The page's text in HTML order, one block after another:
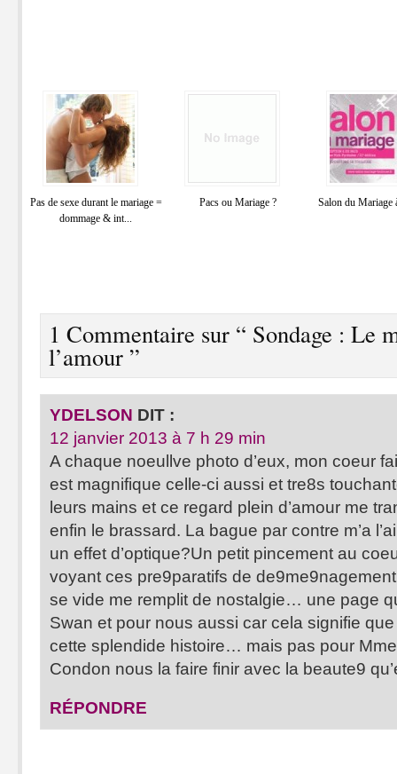
Pas de sexe durant le mariage =
dommage & int...
Pacs ou Mariage ? Salon du Mariage
1 Commentaire sur “ Sondage : Le
l’amour ”
YDELSON DIT :
12 janvier 2013 à 7 h 29 min
A chaque noeullve photo d’eux, mon coeur
est magnifique celle-ci aussi et tre8s
leurs mains et ce regard plein d’amour me
enfin le brassard. La bague par contre m’a
un effet d’optique?Un petit pincement au
voyant ces pre9paratifs de
se vide me remplit de nostalgie… une page
Swan et pour nous aussi car cela signifie que
cette splendide histoire… mais pas pour
Condon nous la faire finir avec la beaute9
RÉPONDRE